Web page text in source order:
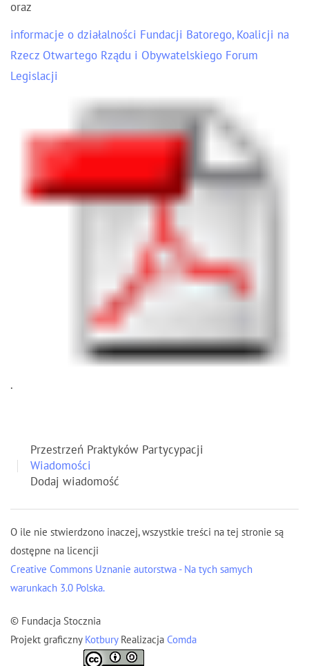
oraz
informacje o działalności Fundacji Batorego, Koalicji na
Rzecz Otwartego Rządu i Obywatelskiego Forum
Legislacji
.
Przestrzeń Praktyków Partycypacji
Wiadomości
Dodaj wiadomość
O ile nie stwierdzono inaczej, wszystkie treści na tej stronie są
dostępne na licencji
Creative Commons Uznanie autorstwa - Na tych samych
warunkach 3.0 Polska.
© Fundacja Stocznia
Projekt graficzny Kotbury Realizacja Comda